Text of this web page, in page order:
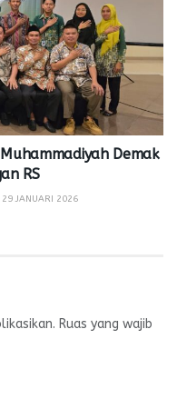
Demak
RS
29 JANUARI 2026
Ruas yang wajib